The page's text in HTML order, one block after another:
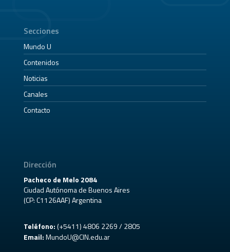
Secciones
Mundo U
Contenidos
Noticias
Canales
Contacto
Dirección
Pacheco de Melo 2084
Ciudad Autónoma de Buenos Aires
(CP: C1126AAF) Argentina
Teléfono:(+5411) 4806 2269 / 2805
Email: MundoU@CIN.edu.ar